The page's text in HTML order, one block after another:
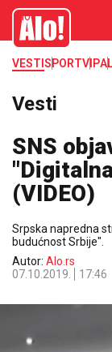
Alo
VESTI SPORTVIP
Vesti
SNS
(VIDEO)
Srpska napredna
budućnost Srbije".
Autor: Alo.rs
07.10.2019.
17:46